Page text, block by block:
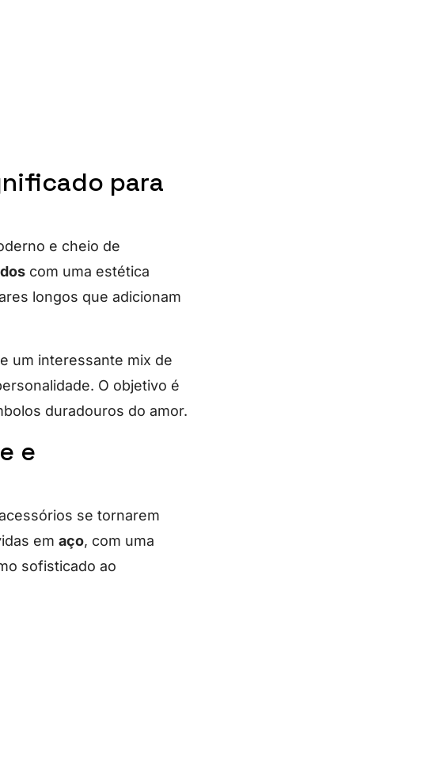
para
e cheio de
com uma estética
longos que adicionam
um interessante mix de
O objetivo é
duradouros do amor.
e
se tornarem
em aço, com uma
sofisticado ao